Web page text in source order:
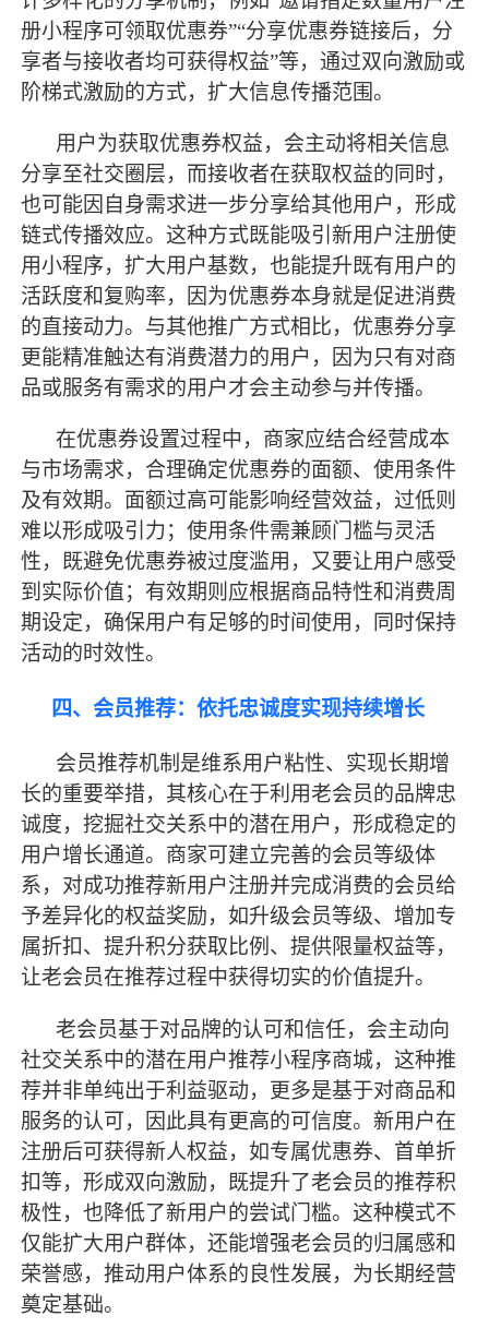
册小程序可领取优惠券”“分享优惠券链接后，分
享者与接收者均可获得权益”等，通过双向激励或
阶梯式激励的方式，扩大信息传播范围。
用户为获取优惠券权益，会主动将相关信息
分享至社交圈层，而接收者在获取权益的同时，
也可能因自身需求进一步分享给其他用户，形成
链式传播效应。这种方式既能吸引新用户注册使
用小程序，扩大用户基数，也能提升既有用户的
活跃度和复购率，因为优惠券本身就是促进消费
的直接动力。与其他推广方式相比，优惠券分享
更能精准触达有消费潜力的用户，因为只有对商
品或服务有需求的用户才会主动参与并传播。
在优惠券设置过程中，商家应结合经营成本
与市场需求，合理确定优惠券的面额、使用条件
及有效期。面额过高可能影响经营效益，过低则
难以形成吸引力；使用条件需兼顾门槛与灵活
性，既避免优惠券被过度滥用，又要让用户感受
到实际价值；有效期则应根据商品特性和消费周
期设定，确保用户有足够的时间使用，同时保持
活动的时效性。
四、会员推荐：依托忠诚度实现持续增长
会员推荐机制是维系用户粘性、实现长期增
长的重要举措，其核心在于利用老会员的品牌忠
诚度，挖掘社交关系中的潜在用户，形成稳定的
用户增长通道。商家可建立完善的会员等级体
系，对成功推荐新用户注册并完成消费的会员给
予差异化的权益奖励，如升级会员等级、增加专
属折扣、提升积分获取比例、提供限量权益等，
让老会员在推荐过程中获得切实的价值提升。
老会员基于对品牌的认可和信任，会主动向
社交关系中的潜在用户推荐小程序商城，这种推
荐并非单纯出于利益驱动，更多是基于对商品和
服务的认可，因此具有更高的可信度。新用户在
注册后可获得新人权益，如专属优惠券、首单折
扣等，形成双向激励，既提升了老会员的推荐积
极性，也降低了新用户的尝试门槛。这种模式不
仅能扩大用户群体，还能增强老会员的归属感和
荣誉感，推动用户体系的良性发展，为长期经营
奠定基础。